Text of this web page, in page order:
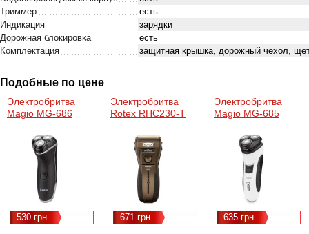
Триммер
есть
Индикация
зарядки
Дорожная блокировка
есть
Комплектация
защитная крышка, дорожный чехол,
Подобные по цене
Электробритва
Magio MG-686
530 грн
Электробритва
Rotex RHC230-T
671 грн
Электробритва
Magio MG-685
635 грн